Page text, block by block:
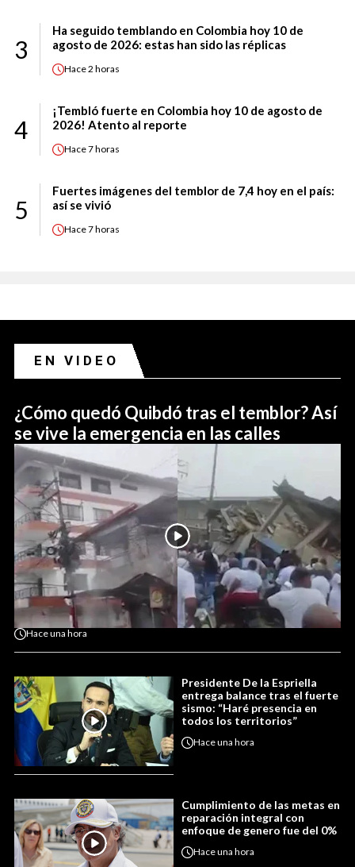
3
Ha seguido temblando en Colombia hoy 10 de
agosto de 2026: estas han sido las réplicas
Hace2 horas
4
¡Tembló fuerte en Colombia hoy 10 de agosto de
2026! Atento al reporte
Hace7 horas
5
Fuertes imágenes del temblor de 7,4 hoy en el país:
así se vivió
Hace7 horas
EN VIDEO
¿Cómo quedó Quibdó tras el temblor? Así
se vive la emergencia en las calles
Haceuna hora
Presidente De la Espriella
entrega balance tras el fuerte
sismo: “Haré presencia en
todos los territorios”
Haceuna hora
Cumplimiento de las metas en
reparación integral con
enfoque de genero fue del 0%
Haceuna hora